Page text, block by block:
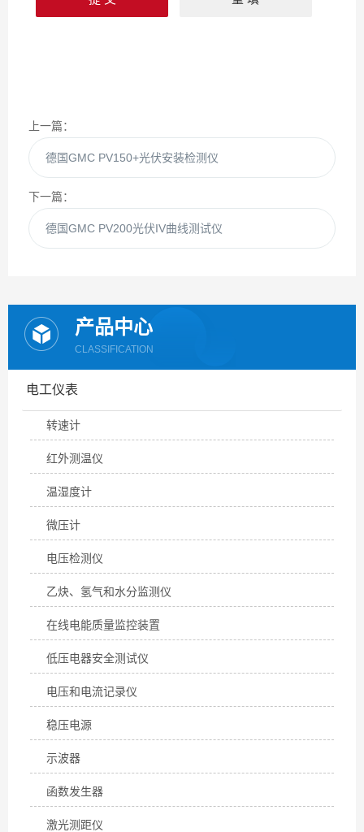
上一篇：
德国GMC PV150+光伏安装检测仪
下一篇：
德国GMC PV200光伏IV曲线测试仪
产品中心
CLASSIFICATION
电工仪表
转速计
红外测温仪
温湿度计
微压计
电压检测仪
乙炔、氢气和水分监测仪
在线电能质量监控装置
低压电器安全测试仪
电压和电流记录仪
稳压电源
示波器
函数发生器
激光测距仪